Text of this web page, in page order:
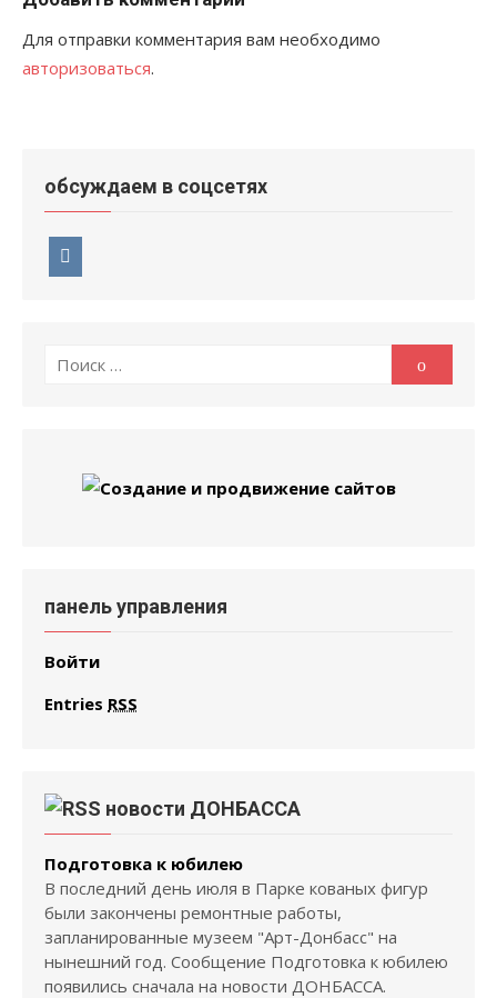
Для отправки комментария вам необходимо
авторизоваться.
обсуждаем в соцсетях
Поиск
Поиск
панель управления
Войти
Entries RSS
новости ДОНБАССА
Подготовка к юбилею
В последний день июля в Парке кованых фигур
были закончены ремонтные работы,
запланированные музеем "Арт-Донбасс" на
нынешний год. Сообщение Подготовка к юбилею
появились сначала на новости ДОНБАССА.